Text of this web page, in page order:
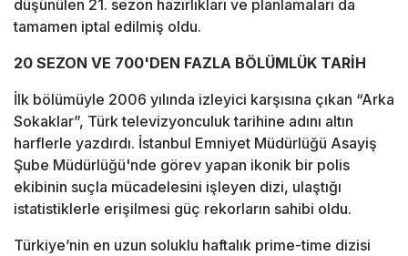
düşünülen 21. sezon hazırlıkları ve planlamaları da
tamamen iptal edilmiş oldu.
20 SEZON VE 700'DEN FAZLA BÖLÜMLÜK TARİH
İlk bölümüyle 2006 yılında izleyici karşısına çıkan “Arka
Sokaklar”, Türk televizyonculuk tarihine adını altın
harflerle yazdırdı. İstanbul Emniyet Müdürlüğü Asayiş
Şube Müdürlüğü'nde görev yapan ikonik bir polis
ekibinin suçla mücadelesini işleyen dizi, ulaştığı
istatistiklerle erişilmesi güç rekorların sahibi oldu.
Türkiye’nin en uzun soluklu haftalık prime-time dizisi